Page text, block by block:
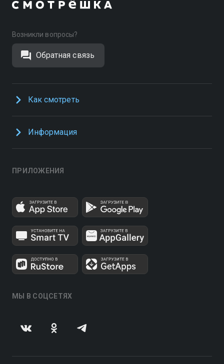
Возникли вопросы?
Обратная связь
Как смотреть
Информация
ПРИЛОЖЕНИЯ
МЫ В СОЦСЕТЯХ